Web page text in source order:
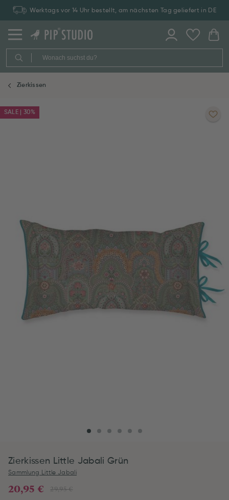
Werktags vor 14 Uhr bestellt, am nächsten Tag geliefert in DE
Zierkissen
SALE | 30%
Zierkissen Little Jabali Grün
Sammlung Little Jabali
29,95 €
20,95 €